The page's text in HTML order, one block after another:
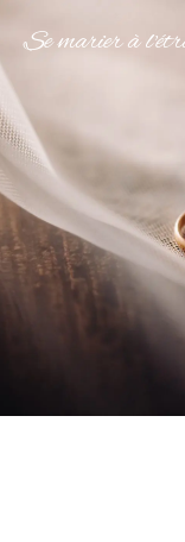
Se marier à